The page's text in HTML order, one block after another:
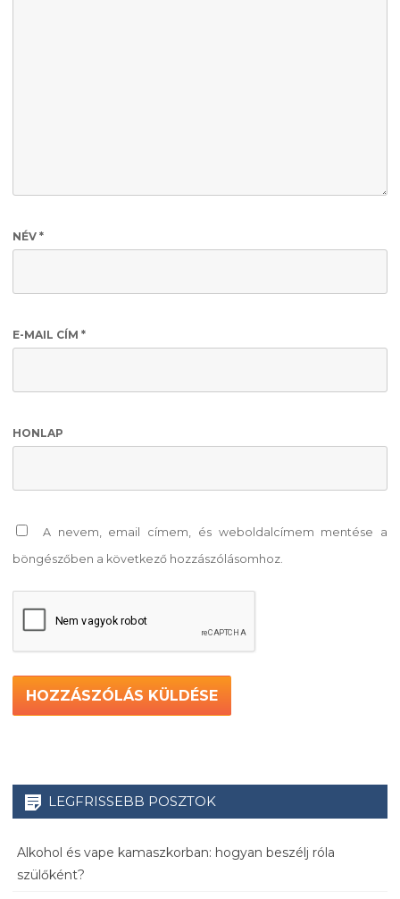
NÉV *
E-MAIL CÍM *
HONLAP
A nevem, email címem, és weboldalcímem mentése a
böngészőben a következő hozzászólásomhoz.
LEGFRISSEBB POSZTOK
Alkohol és vape kamaszkorban: hogyan beszélj róla
szülőként?